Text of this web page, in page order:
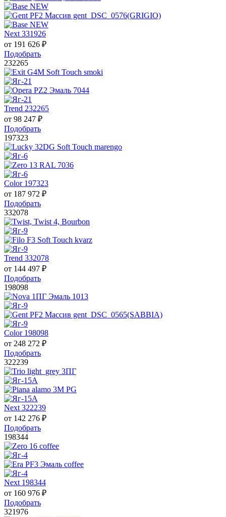
Next 331926
от 191 626 ₽
Подобрать
232265
Trend 232265
от 98 247 ₽
Подобрать
197323
Color 197323
от 187 972 ₽
Подобрать
332078
Trend 332078
от 144 497 ₽
Подобрать
198098
Color 198098
от 248 272 ₽
Подобрать
322239
Next 322239
от 142 276 ₽
Подобрать
198344
Next 198344
от 160 976 ₽
Подобрать
321976